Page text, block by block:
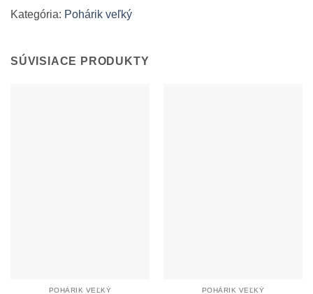
Kategória: Pohárik veľký
SÚVISIACE PRODUKTY
POHÁRIK VEĽKÝ POHÁRIK VEĽKÝ